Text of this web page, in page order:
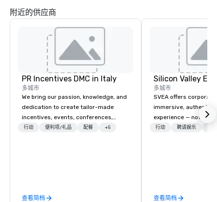
附近的供应商
PR Incentives DMC in Italy
多城市
We bring our passion, knowledge, and
dedication to create tailor-made
incentives, events, conferences,
meetings, product launches, and
行动 便利项/礼品 配餐 +5
查看简档
多城市
SVEA offers
immersive, authentic
experience — not a
transformation. We
offsites. Whether
行动 聘请娱乐
查看简档